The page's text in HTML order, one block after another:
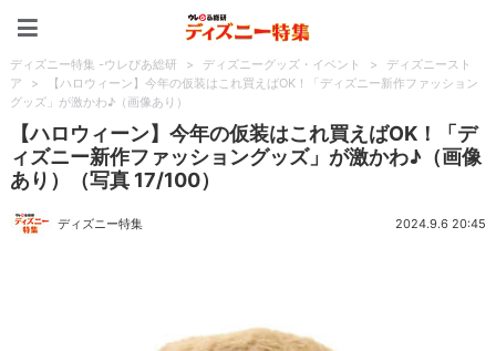
ディズニー特集 -ウレぴあ総研 > ディズニーグッズ・イベント >
ディズニースト
ア
>
【ハロウィーン】今年の仮装はこれ買えばOK！「ディズニー新作ファッション
グッズ」が激かわ♪（画像あり）
【ハロウィーン】今年の仮装はこれ買えばOK！「デ
ィズニー新作ファッショングッズ」が激かわ♪（画像
あり）（写真 17/100）
ディズニー特集 2024.9.6 20:45